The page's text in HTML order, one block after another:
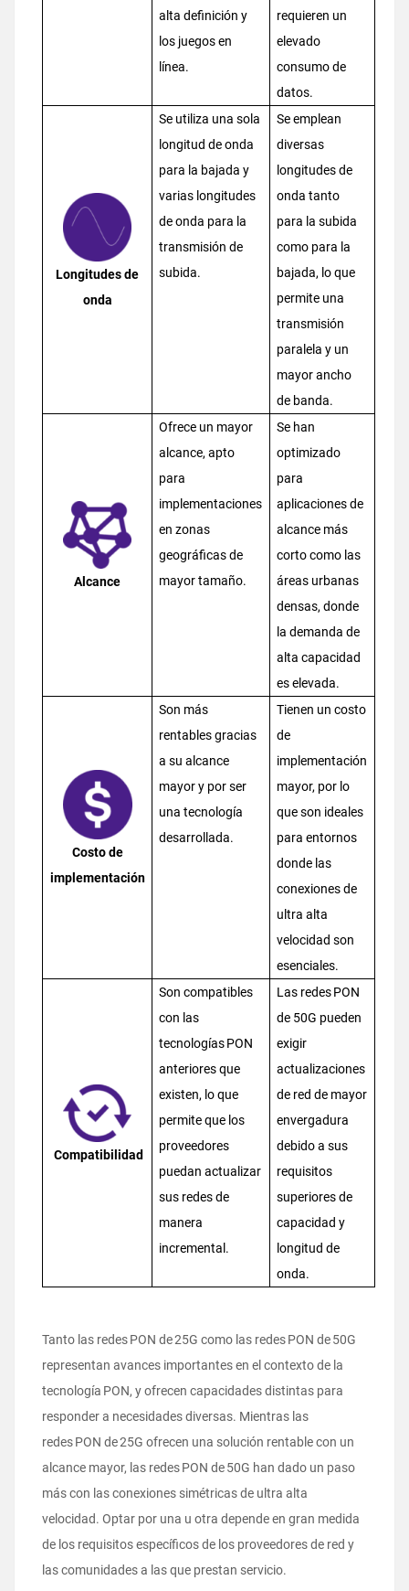
alta definición y
los juegos en
línea.
requieren un
elevado
consumo de
datos.
Longitudes de
onda
Se utiliza una sola
longitud de onda
para la bajada y
varias longitudes
de onda para la
transmisión de
subida.
Se emplean
diversas
longitudes de
onda tanto
para la subida
como para la
bajada, lo que
permite una
transmisión
paralela y un
mayor ancho
de banda.
Alcance
Ofrece un mayor
alcance, apto
para
implementaciones
en zonas
geográficas de
mayor tamaño.
Se han
optimizado
para
aplicaciones de
alcance más
corto como las
áreas urbanas
densas, donde
la demanda de
alta capacidad
es elevada.
Costo de
implementación
Son más
rentables gracias
a su alcance
mayor y por ser
una tecnología
desarrollada.
Tienen un costo
de
implementación
mayor, por lo
que son ideales
para entornos
donde las
conexiones de
ultra alta
velocidad son
esenciales.
Compatibilidad
Son compatibles
con las
tecnologías PON
anteriores que
existen, lo que
permite que los
proveedores
puedan actualizar
sus redes de
manera
incremental.
Las redes PON
de 50G pueden
exigir
actualizaciones
de red de mayor
envergadura
debido a sus
requisitos
superiores de
capacidad y
longitud de
onda.
Tanto las redes PON de 25G como las redes PON de 50G
representan avances importantes en el contexto de la
tecnología PON, y ofrecen capacidades distintas para
responder a necesidades diversas. Mientras las
redes PON de 25G ofrecen una solución rentable con un
alcance mayor, las redes PON de 50G han dado un paso
más con las conexiones simétricas de ultra alta
velocidad. Optar por una u otra depende en gran medida
de los requisitos específicos de los proveedores de red y
las comunidades a las que prestan servicio.